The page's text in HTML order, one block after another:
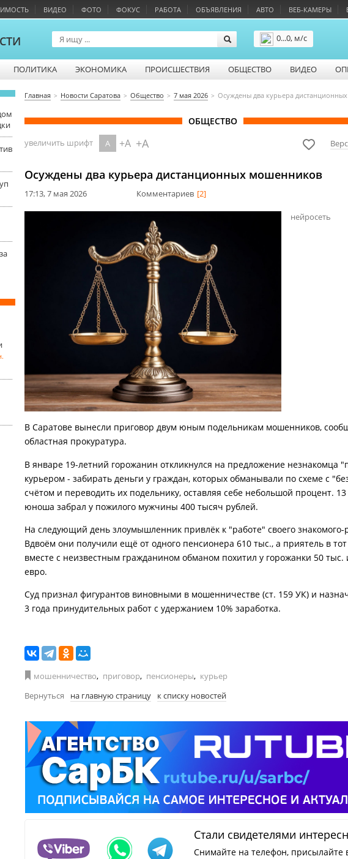
ВИДЕО ФОТО ФОКУС РАБОТА ОБЪЯВЛЕНИЯ АВТО ВЕБ-КАМЕРЫ
0...0, м/с
ПОЛИТИКА ЭКОНОМИКА ПРОИСШЕСТВИЯ ОБЩЕСТВО ВИДЕО
Главная Новости Саратова Общество 7 мая 2026 Осуждены два курьера
ОБЩЕСТВО
увеличить шрифт A +A +A
Осуждены два курьера дистанционных мошенников
17:13, 7 мая 2026 Комментариев [2]
нейросеть
В Саратове вынесли приговор двум юным подельникам мошенников,
областная прокуратура.
В январе 19-летний горожанин откликнулся на предложение незнакомца
курьером - забирать деньги у граждан, которых обманывали по схеме с
счётом и переводить их подельнику, оставляя себе небольшой процент.
юноша забрал у пожилого мужчины 400 тысяч рублей.
На следующий день злоумышленник привлёк к "работе" своего знакомого-
Вдвоём они получили ещё от одного пенсионера 610 тыс., а приятель в
вместе с неизвестным гражданином обманом похитил у горожанки 50 тыс.
евро.
Суд признал фигурантов виновными в мошенничестве (ст. 159 УК) и
3 года принудительных работ с удержанием 10% заработка.
мошенничество, приговор, пенсионеры, курьер
Вернуться
на главную страницу к списку новостей
Стали свидетелями
Снимайте на телефон, присылайте